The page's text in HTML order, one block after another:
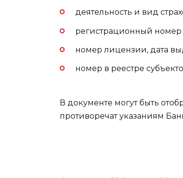
деятельность и вид
регистрационный номер
номер лицензии, дата
номер в реестре
В документе могут быть
противоречат указаниям